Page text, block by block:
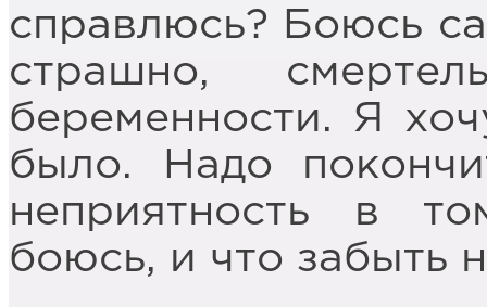
справлюсь? Боюсь
страшно,
беременности. Я
было. Надо
неприятность в
боюсь, и что забыть